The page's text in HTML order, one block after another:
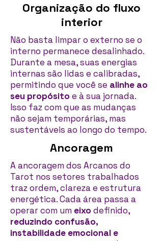
Organização do fluxo
interior
Não basta limpar o externo se o
interno permanece desalinhado.
Durante a mesa, suas energias
internas são lidas e calibradas,
permitindo que você se alinhe ao
seu propósito e à sua jornada.
Isso faz com que as mudanças
não sejam temporárias, mas
sustentáveis ao longo do tempo.
Ancoragem
A ancoragem dos Arcanos do
Tarot nos setores trabalhados
traz ordem, clareza e estrutura
energética. Cada área passa a
operar com um eixo definido,
reduzindo confusão,
instabilidade emocional e